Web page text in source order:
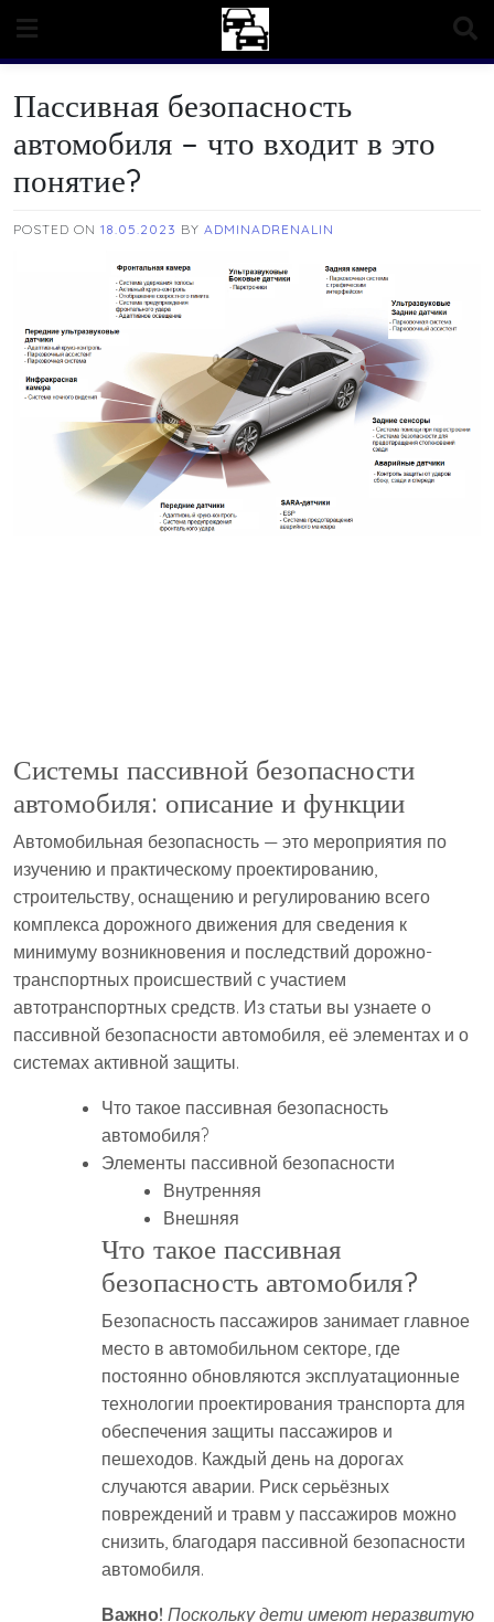
content
Пассивная безопасность
автомобиля – что входит в это
понятие?
POSTED ON 18.05.2023 BY ADMINADRENALIN
Системы пассивной безопасности
автомобиля: описание и функции
Автомобильная безопасность — это мероприятия по
изучению и практическому проектированию,
строительству, оснащению и регулированию всего
комплекса дорожного движения для сведения к
минимуму возникновения и последствий дорожно-
транспортных происшествий с участием
автотранспортных средств. Из статьи вы узнаете о
пассивной безопасности автомобиля, её элементах и о
системах активной защиты.
Что такое пассивная безопасность
автомобиля?
Элементы пассивной безопасности
Внутренняя
Внешняя
Что такое пассивная
безопасность автомобиля?
Безопасность пассажиров занимает главное
место в автомобильном секторе, где
постоянно обновляются эксплуатационные
технологии проектирования транспорта для
обеспечения защиты пассажиров и
пешеходов. Каждый день на дорогах
случаются аварии. Риск серьёзных
повреждений и травм у пассажиров можно
снизить, благодаря пассивной безопасности
автомобиля.
Важно! Поскольку дети имеют неразвитую